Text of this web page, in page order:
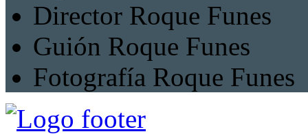
Director Roque Funes
Guión Roque Funes
Fotografía Roque Funes